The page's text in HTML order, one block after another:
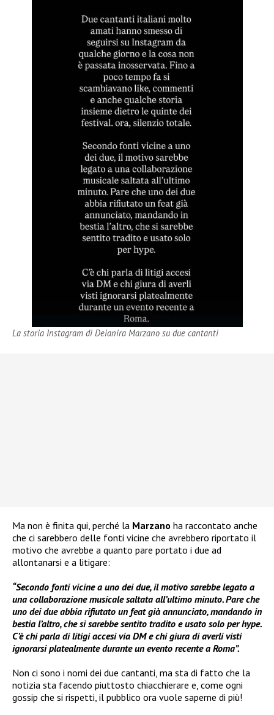
La storia Instagram di Deianira Marzano su due cantanti
Ma non è finita qui, perché la Marzano ha raccontato anche
che ci sarebbero delle fonti vicine che avrebbero riportato il
motivo che avrebbe a quanto pare portato i due ad
allontanarsi e a litigare:
“Secondo fonti vicine a uno dei due, il motivo sarebbe legato a
una collaborazione musicale saltata all’ultimo minuto. Pare che
uno dei due abbia rifiutato un feat già annunciato, mandando in
bestia l’altro, che si sarebbe sentito tradito e usato solo per hype.
C’è chi parla di litigi accesi via DM e chi giura di averli visti
ignorarsi platealmente durante un evento recente a Roma”.
Non ci sono i nomi dei due cantanti, ma sta di fatto che la
notizia sta facendo piuttosto chiacchierare e, come ogni
gossip che si rispetti, il pubblico ora vuole saperne di più!